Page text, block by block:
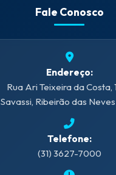
Fale Conosco
Endereço:
Rua Ari Teixeira da Costa,
Savassi, Ribeirão das
Telefone:
(31) 3627-7000